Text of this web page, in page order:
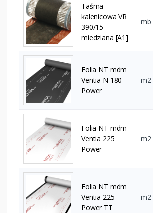
Taśma
kalenicowa VR
390/15
miedziana [A1]
mb
Folia NT mdm
Ventia N 180
Power
m2
Folia NT mdm
Ventia 225
Power
m2
Folia NT mdm
Ventia 225
Power TT
m2